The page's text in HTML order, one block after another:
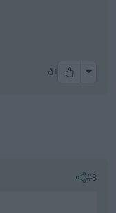
1 All
#3